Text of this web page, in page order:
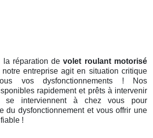
la réparation devolet roulant motorisé
notre entreprise agit en situation critique
vos dysfonctionnements ! Nos
rapidement et prêts à intervenir
se interviennent à chez vous pour
du dysfonctionnement et vous offrir une
!